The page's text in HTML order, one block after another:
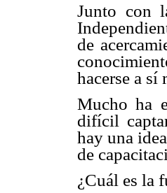
Junto con
de
hacerse a
Mucho ha
difícil
hay una
de
¿Cuál es la